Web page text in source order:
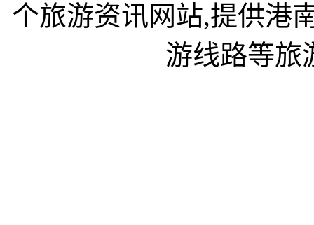
个旅游资讯网站,提供港
游线路等旅